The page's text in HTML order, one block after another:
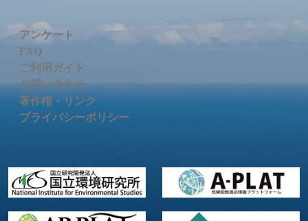
アンケート
FAQ
ご利用ガイド
お問い合わせ
著作権・リンク
プライバシーポリシー